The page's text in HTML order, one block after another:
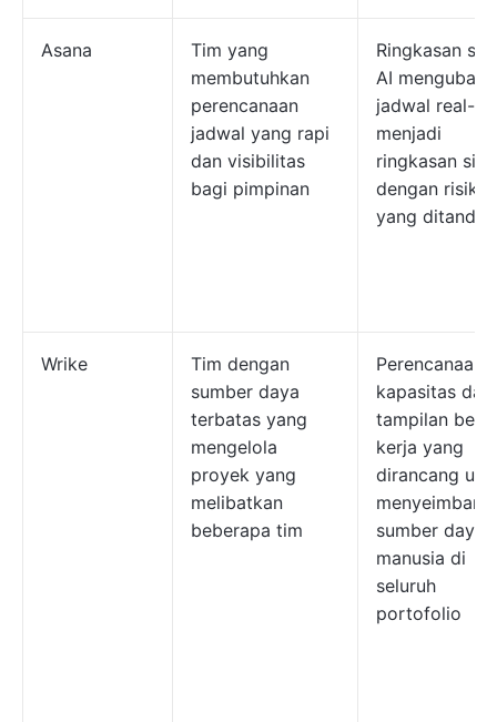
Asana
Tim yang
membutuhkan
perencanaan
jadwal yang rapi
dan visibilitas
bagi pimpinan
Ringkasan
AI mengubah
jadwal real-
menjadi
ringkasan
dengan risiko
yang ditandai
Wrike
Tim dengan
sumber daya
terbatas yang
mengelola
proyek yang
melibatkan
beberapa tim
Perencanaan
kapasitas dan
tampilan
kerja yang
dirancang
sumber daya
manusia di
seluruh
portofolio